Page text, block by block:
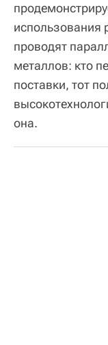
использования
проводят
металлов: кто
поставки, тот
она.